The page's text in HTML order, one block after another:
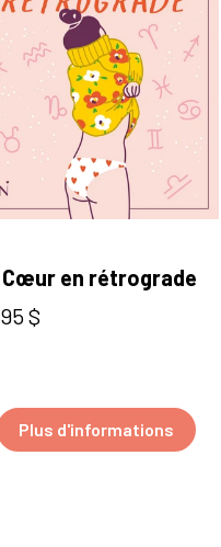
Cœur en rétrograde
normal
$
Plus d'informations